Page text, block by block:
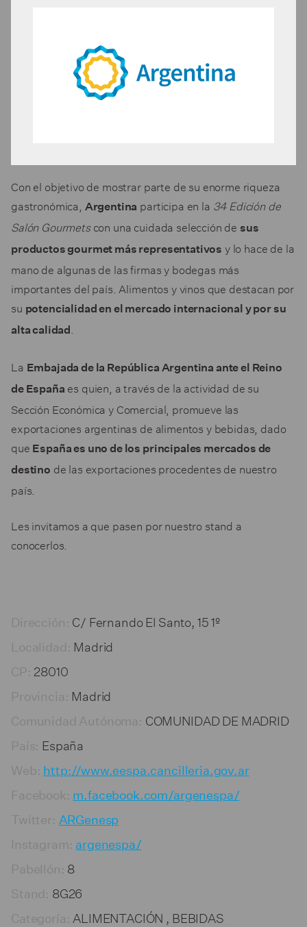
Con el objetivo de mostrar parte de su enorme riqueza
gastronómica, Argentina participa en la 34 Edición de
Salón Gourmetscon una cuidada selección de sus
productos gourmet más representativos y lo hace de la
mano de algunas de las firmas y bodegas más
importantes del país. Alimentos y vinos que destacan por
su potencialidad en el mercado internacional y por su
alta calidad
La Embajada de la República Argentina ante el Reino
de España es quien, a través de la actividad de su
Sección Económica y Comercial, promueve las
exportaciones argentinas de alimentos y bebidas, dado
que España es uno de los principales mercados de
destino de las exportaciones procedentes de nuestro
país.
Les invitamos a que pasen por nuestro stand a
conocerlos.
Dirección: C/ Fernando El Santo, 15 1º
Localidad: Madrid
CP: 28010
Provincia: Madrid
Comunidad Autónoma: COMUNIDAD DE MADRID
País: España
Web: http://www.eespa.cancilleria.gov.ar
Facebook: m.facebook.com/argenespa/
Twitter: ARGenesp
Instagram: argenespa/
Pabellón: 8
Stand: 8G26
Categoría: ALIMENTACIÓN , BEBIDAS